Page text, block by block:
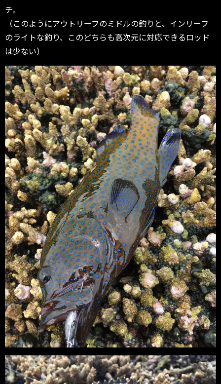
チ。
（このようにアウトリーフのミドルの釣りと、インリーフ
のライトな釣り、このどちらも高次元に対応できるロッド
は少ない）